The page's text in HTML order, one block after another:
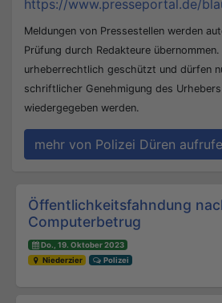
https://www.presseportal.de/
Meldungen von Pressestellen werden
Prüfung durch Redakteure
urheberrechtlich geschützt und dürfen
schriftlicher Genehmigung des
wiedergegeben werden.
mehr von Polizei Düren
Beitrags-
Öffentlichkeitsfahndung
Computerbetrug
Do., 19. Oktober 2023
Niederzier
Polizei